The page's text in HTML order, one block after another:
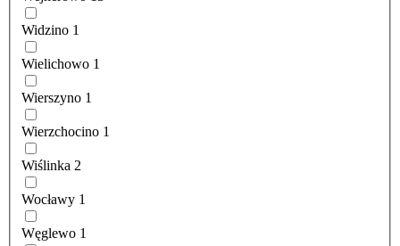
Widzino 1
Wielichowo 1
Wierszyno 1
Wierzchocino 1
Wiślinka 2
Wocławy 1
Węglewo 1